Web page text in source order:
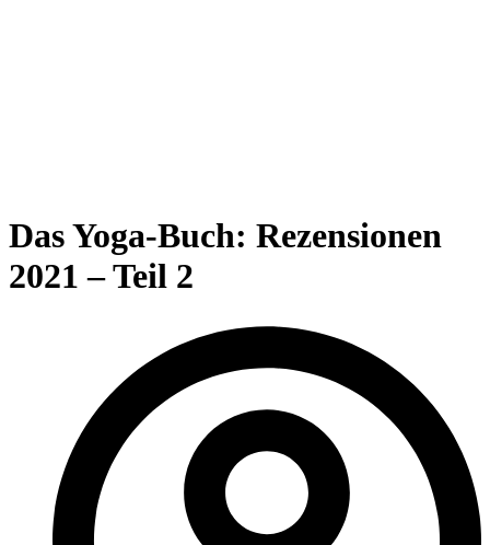
Das Yoga-Buch: Rezensionen
2021 – Teil 2